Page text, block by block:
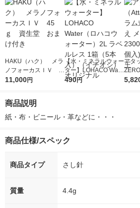
HAKU（ハク） メラ
ノフォーカスＩＶ 4
5ｇ 資生堂 おまけ
11,000円
【水・ミネラルウォー
ター】LOHACO Wate
r（ロハコウォータ
490円
アタ
詰め
商品説明
紙・布・ビニール・革などに・・・
商品仕様/スペック
商品タイプ さし針
質量 4.4g